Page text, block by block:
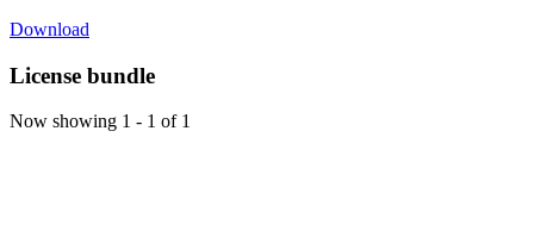
Download
License bundle
Now showing 1 - 1 of 1